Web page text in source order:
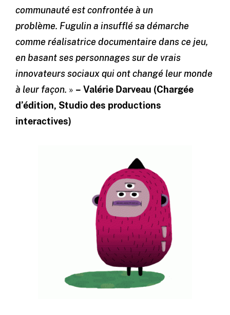
communauté est confrontée à un
problème. Fugulin a insufflé sa démarche
comme réalisatrice documentaire dans ce jeu,
en basant ses personnages sur de vrais
innovateurs sociaux qui ont changé leur monde
à leur façon. » – Valérie Darveau (Chargée
d’édition, Studio des productions
interactives)